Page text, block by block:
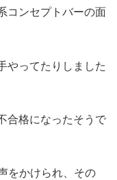
コンセプトバーの面
やってたりしました
合格になったそうで
をかけられ、その